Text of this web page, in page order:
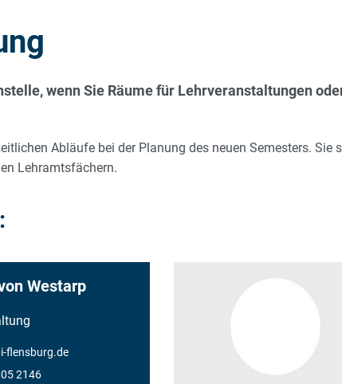
wenn Sie Räume für Lehrveranstaltungen
Abläufe bei der Planung des neuen Semesters.
Lehramtsfächern.
Westarp
flensburg.de
2146